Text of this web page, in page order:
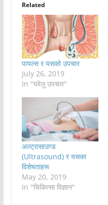
Related
पायल्स र यसको उपचार
July 26, 2019
In "घरेलु उपचार"
अल्ट्रासाउण्ड
(Ultrasound) र यसका
विशेषताहरू
May 20, 2019
In "चिकित्सा विज्ञान"